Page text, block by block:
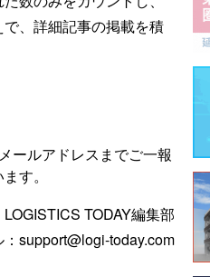
、詳細記事の掲載を積
ールアドレスまでご一報
す。
LOGISTICS TODAY編集部
：support@logi-today.com